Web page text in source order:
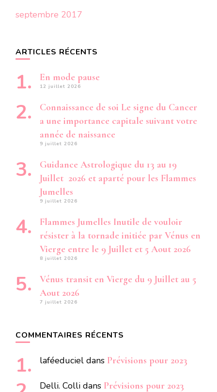
septembre 2017
ARTICLES RÉCENTS
En mode pause
12 juillet 2026
Connaissance de soi Le signe du Cancer
a une importance capitale suivant votre
année de naissance
9 juillet 2026
Guidance Astrologique du 13 au 19
Juillet 2026 et aparté pour les Flammes
Jumelles
9 juillet 2026
Flammes Jumelles Inutile de vouloir
résister à la tornade initiée par Vénus en
Vierge entre le 9 Juillet et 5 Aout 2026
8 juillet 2026
Vénus transit en Vierge du 9 Juillet au 5
Aout 2026
7 juillet 2026
COMMENTAIRES RÉCENTS
laféeduciel dans Prévisions pour 2023
Delli. Colli dans Prévisions pour 2023